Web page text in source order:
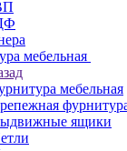
мебельная
мебельная
ящики